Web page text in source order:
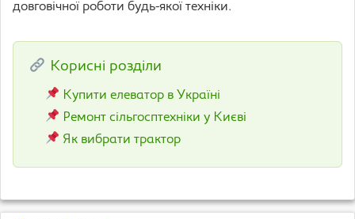
довговічної роботи будь-якої техніки.
Корисні розділи
Купити елеватор в Україні
Ремонт сільгосптехніки у Києві
Як вибрати трактор